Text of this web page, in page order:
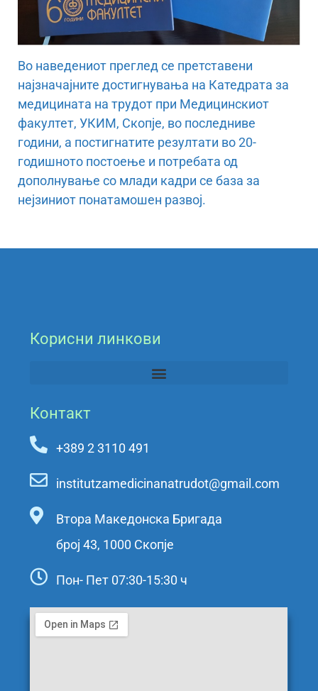
Во наведениот преглед се претставени
најзначајните достигнувања на Катедрата за
медицината на трудот при Медицинскиот
факултет, УКИМ, Скопје, во последниве
години, а постигнатите резултати во 20-
годишното постоење и потребата од
дополнување со млади кадри се база за
нејзиниот понатамошен развој.
Корисни линкови
Контакт
+389 2 3110 491
institutzamedicinanatrudot@gmail.com
Втора Македонска Бригада
број 43, 1000 Скопје
Пон- Пет 07:30-15:30 ч